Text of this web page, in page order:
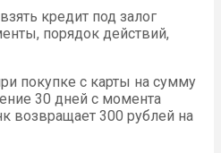
кредит под залог
порядок действий,
покупке с карты на сумму
30 дней с момента
возвращает 300 рублей на